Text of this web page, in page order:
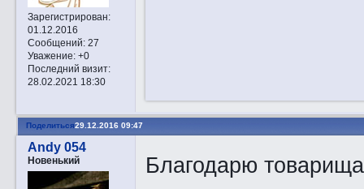
Зарегистрирован:
01.12.2016
Сообщений:27
Уважение: +0
Последний визит:
28.02.2021 18:30
Поделиться29.12.2016 09:47
Andy 054
Новенький
Благодарю